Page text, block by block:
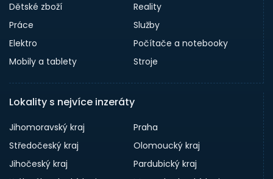
Dětské zboží
Reality
Práce
Služby
Elektro
Počítače a notebooky
Mobily a tablety
Stroje
Lokality s nejvíce inzeráty
Jihomoravský kraj
Praha
Středočeský kraj
Olomoucký kraj
Jihočeský kraj
Pardubický kraj